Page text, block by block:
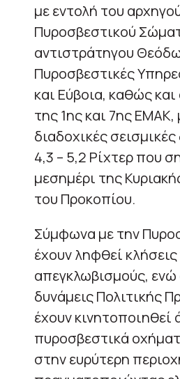
με εντολή του
Πυροσβεστικού
αντιστράτηγου
Πυροσβεστικές
και Εύβοια, καθώς και
της 1ης και 7ης ΕΜΑΚ,
διαδοχικές
4,3 – 5,2 Ρίχτερ που
μεσημέρι της
του Προκοπίου.
Σύμφωνα με την
έχουν ληφθεί κλήσεις
απεγκλωβισμούς, ενώ
δυνάμεις Πολιτικής
έχουν κινητοποιηθεί
πυροσβεστικά
στην ευρύτερη